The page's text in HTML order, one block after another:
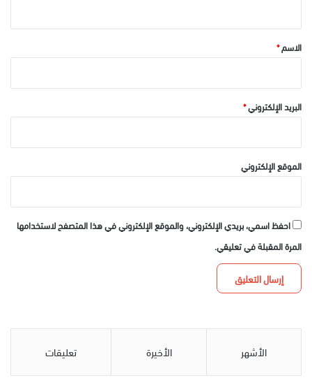
*الاسم*
البريد الإلكتروني*
الموقع الإلكتروني
احفظ اسمي، بريدي الإلكتروني، والموقع الإلكتروني في هذا المتصفح لاستخدامها
المرة المقبلة في تعليقي.
الأشهر الأخيرة تعليقات